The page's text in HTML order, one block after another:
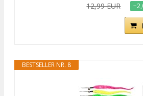
12,99 EUR
BESTSELLER NR. 8